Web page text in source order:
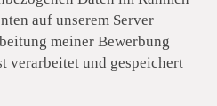
auf unserem Server
meiner Bewerbung
verarbeitet und gespeichert